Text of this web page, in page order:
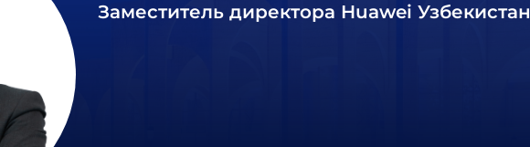
Заместитель директора Huawei Узбекистан